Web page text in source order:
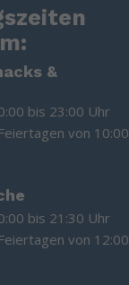
&
bis 23:00 Uhr
von 10:00
bis 21:30 Uhr
von 12:00